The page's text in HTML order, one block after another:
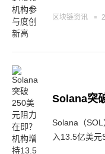
区块链资讯
Solana突
Solana（
入13.5亿美